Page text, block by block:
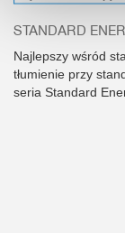
STANDARD
Najlepszy wśród
tłumienie przy
seria Standard